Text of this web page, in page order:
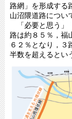
路網」を形成する
山沼隈道路につい
「必要と思う」
路は約８５％，福
６２％となり，３
半数を超えるとい